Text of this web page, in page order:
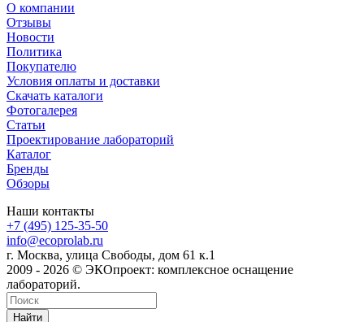
О компании
Отзывы
Новости
Политика
Покупателю
Условия оплаты и доставки
Скачать каталоги
Фотогалерея
Статьи
Проектирование лабораторий
Каталог
Бренды
Обзоры
Наши контакты
+7 (495) 125-35-50
info@ecoprolab.ru
г. Москва, улица Свободы, дом 61 к.1
2009 - 2026 © ЭКОпроект: комплексное оснащение
лабораторий.
Найти